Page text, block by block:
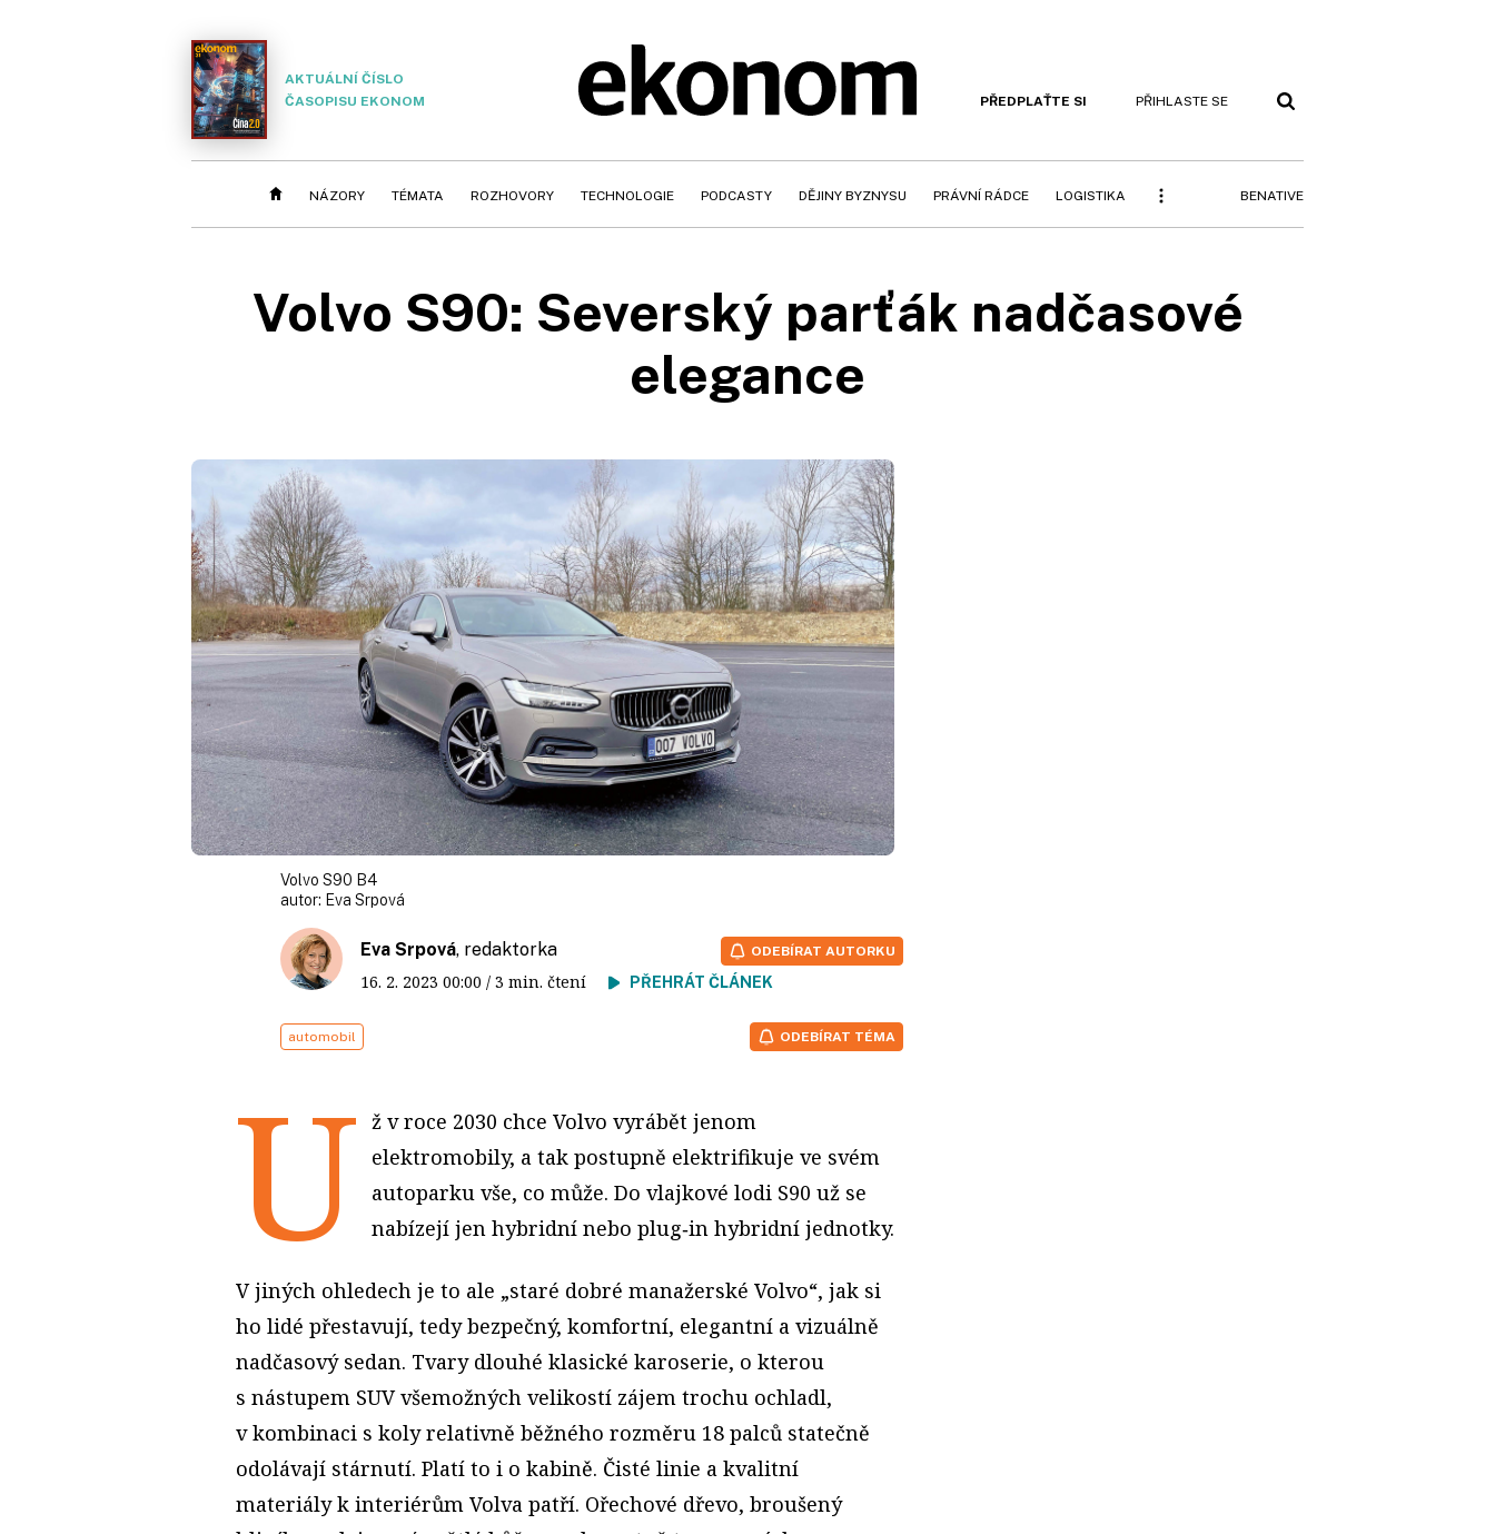
AKTUÁLNÍ ČÍSLO
ČASOPISU EKONOM
PŘEDPLAŤTE SI PŘIHLASTE SE
NÁZORY TÉMATA ROZHOVORY TECHNOLOGIE PODCASTY DĚJINY BYZNYSU PRÁVNÍ RÁDCE LOGISTIKA BENATIVE
Volvo S90: Severský parťák nadčasové
elegance
Volvo S90 B4
autor: Eva Srpová
Eva Srpová, redaktorka
16. 2. 2023 00:00 / 3 min. čtení PŘEHRÁT ČLÁNEK
ODEBÍRAT AUTORKU
automobil ODEBÍRAT TÉMA
U
ž v roce 2030 chce Volvo vyrábět jenom
elektromobily, a tak postupně elektrifikuje ve svém
autoparku vše, co může. Do vlajkové lodi S90 už se
nabízejí jen hybridní nebo plug‑in hybridní jednotky.
V jiných ohledech je to ale „staré dobré manažerské Volvo“, jak si
ho lidé přestavují, tedy bezpečný, komfortní, elegantní a vizuálně
nadčasový sedan. Tvary dlouhé klasické karoserie, o kterou
s nástupem SUV všemožných velikostí zájem trochu ochladl,
v kombinaci s koly relativně běžného rozměru 18 palců statečně
odolávají stárnutí. Platí to i o kabině. Čisté linie a kvalitní
materiály k interiérům Volva patří. Ořechové dřevo, broušený